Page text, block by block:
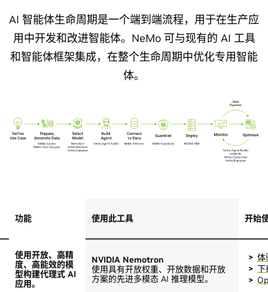
AI 智能体生命周期是一个端到端流程，用于在生产应
用中开发和改进智能体。NeMo 可与现有的 AI 工具
和智能体框架集成，在整个生命周期中优化专用智能
体。
功能 使用此工具 开始
使用开放、高精
度、高能效的模
型构建代理式 AI
应用。
NVIDIA Nemotron
使用具有开放权重、开放数据和开放
方案的先进多模态 AI 推理模型。
体
下